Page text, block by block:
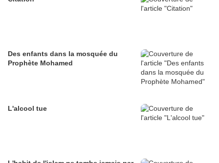
Des enfants dans la mosquée du
Prophète Mohamed
L'alcool tue